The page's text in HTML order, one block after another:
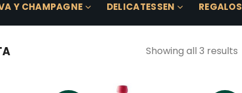
Y CHAMPAGNE DELICATESSEN REGALOS
Showing all 3 results